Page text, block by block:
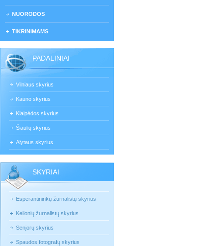
NUORODOS
TIKRINIMAMS
PADALINIAI
Vilniaus skyrius
Kauno skyrius
Klaipėdos skyrius
Šiaulių skyrius
Alytaus skyrius
SKYRIAI
Esperantininkų žurnalistų skyrius
Kelionių žurnalistų skyrius
Senjorų skyrius
Spaudos fotografų skyrius